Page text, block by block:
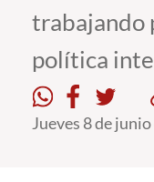
Vinculación con el
Admisión
Pregrado
trabajando
política
Jueves 8 de